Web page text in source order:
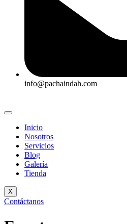
info@pachaindah.com
Inicio
Nosotros
Servicios
Blog
Galería
Tienda
X
Contáctanos